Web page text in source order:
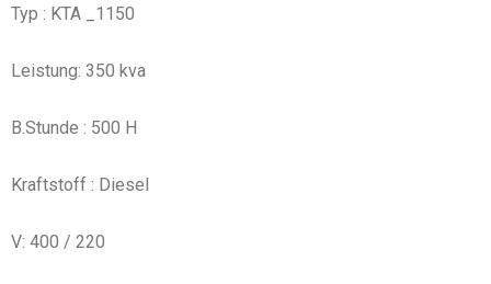
Typ : KTA _1150
Leistung: 350 kva
B.Stunde : 500 H
Kraftstoff : Diesel
V: 400 / 220